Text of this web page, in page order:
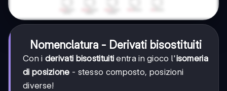
Nomenclatura - Derivati bisostituiti
Con i derivati bisostituiti entra in gioco l'isomeria
di posizione - stesso composto, posizioni
diverse!